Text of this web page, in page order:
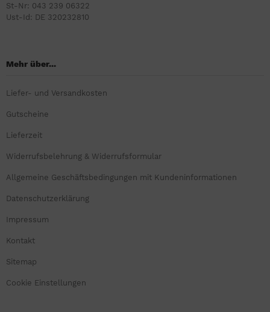
St-Nr: 043 239 06322
Ust-Id: DE 320232810
Mehr über...
Liefer- und Versandkosten
Gutscheine
Lieferzeit
Widerrufsbelehrung & Widerrufsformular
Allgemeine Geschäftsbedingungen mit Kundeninformationen
Datenschutzerklärung
Impressum
Kontakt
Sitemap
Cookie Einstellungen